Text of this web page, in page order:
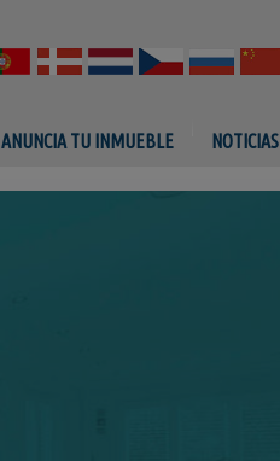
ANUNCIA TU INMUEBLE NOTICIAS